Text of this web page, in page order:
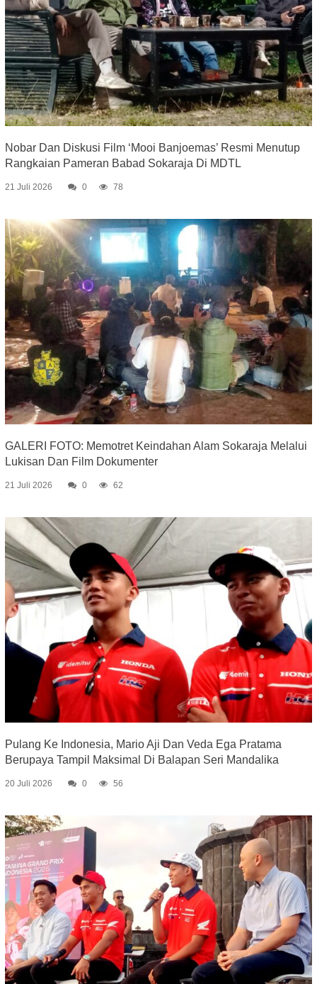
Nobar Dan Diskusi Film ‘Mooi Banjoemas’ Resmi Menutup
Rangkaian Pameran Babad Sokaraja Di MDTL
21 Juli 2026 0 78
GALERI FOTO: Memotret Keindahan Alam Sokaraja Melalui
Lukisan Dan Film Dokumenter
21 Juli 2026 0 62
Pulang Ke Indonesia, Mario Aji Dan Veda Ega Pratama
Berupaya Tampil Maksimal Di Balapan Seri Mandalika
20 Juli 2026 0 56